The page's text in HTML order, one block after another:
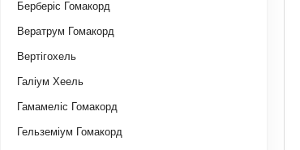
Берберіс Гомакорд
Вератрум Гомакорд
Вертігохель
Галіум Хеель
Гамамеліс Гомакорд
Гельземіум Гомакорд